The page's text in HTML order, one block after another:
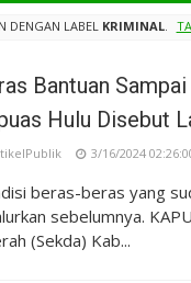
DENGAN LABEL KRIMINAL.
Bantuan
Hulu Disebut
3/16/2024
beras-beras yang
sebelumnya.
(Sekda) Kab...